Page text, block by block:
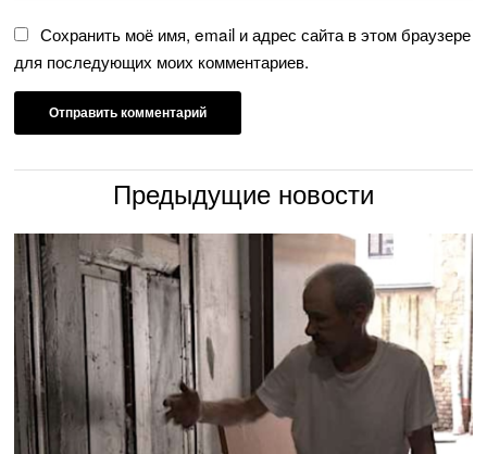
Сохранить моё имя, email и адрес сайта в этом браузере
для последующих моих комментариев.
Предыдущие новости